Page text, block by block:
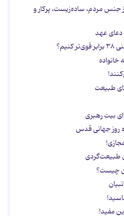
جنس مردم، ساده‌زیست، پرکار و
عهد
طبیعت
بیت رهبری
روز جهانی قدس
چیست؟
مفید!